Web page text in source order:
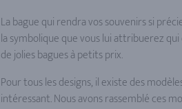
La bague qui rendra vos souvenirs si
la symbolique que vous lui attribuerez
de jolies bagues à petits prix.
Pour tous les designs, il existe des
intéressant. Nous avons rassemblé ces